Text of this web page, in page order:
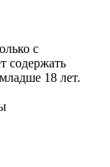
с
содержать
18 лет.